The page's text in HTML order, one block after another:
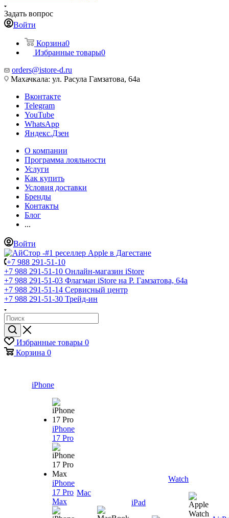
Задать вопрос
Войти
Корзина0
Избранные товары0
orders@istore-d.ru
Махачкала: ул. Расула Гамзатова, 64а
Вконтакте
Telegram
YouTube
WhatsApp
Яндекс.Дзен
О компании
Программа лояльности
Услуги
Как купить
Условия доставки
Бренды
Контакты
Блог
...
Войти
+7 988 291-51-10
+7 988 291-51-10 Онлайн-магазин iStore
+7 988 291-51-03 Флагман iStore на Р. Гамзатова, 64а
+7 988 291-51-14 Сервисный центр
+7 988 291-51-30 Трейд-ин
Избранные товары 0
Корзина 0
iPhone
iPhone
17 Pro
iPhone
17 Pro
Max
Mac
iPad
Watch